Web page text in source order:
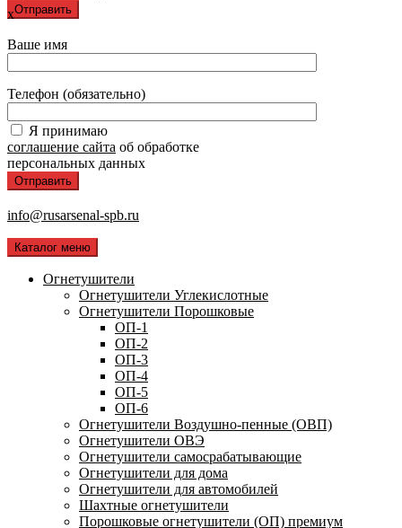
x
Ваше имя
Телефон (обязательно)
Я принимаю
соглашение сайта об обработке
персональных данных
info@rusarsenal-spb.ru
Каталог меню
Огнетушители
Огнетушители Углекислотные
Огнетушители Порошковые
ОП-1
ОП-2
ОП-3
ОП-4
ОП-5
ОП-6
Огнетушители Воздушно-пенные (ОВП)
Огнетушители ОВЭ
Огнетушители самосрабатывающие
Огнетушители для дома
Огнетушители для автомобилей
Шахтные огнетушители
Порошковые огнетушители (ОП) премиум